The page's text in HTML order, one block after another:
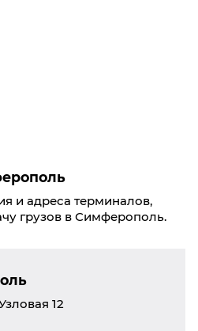
и адреса терминалов,
грузов в Симферополь.
12